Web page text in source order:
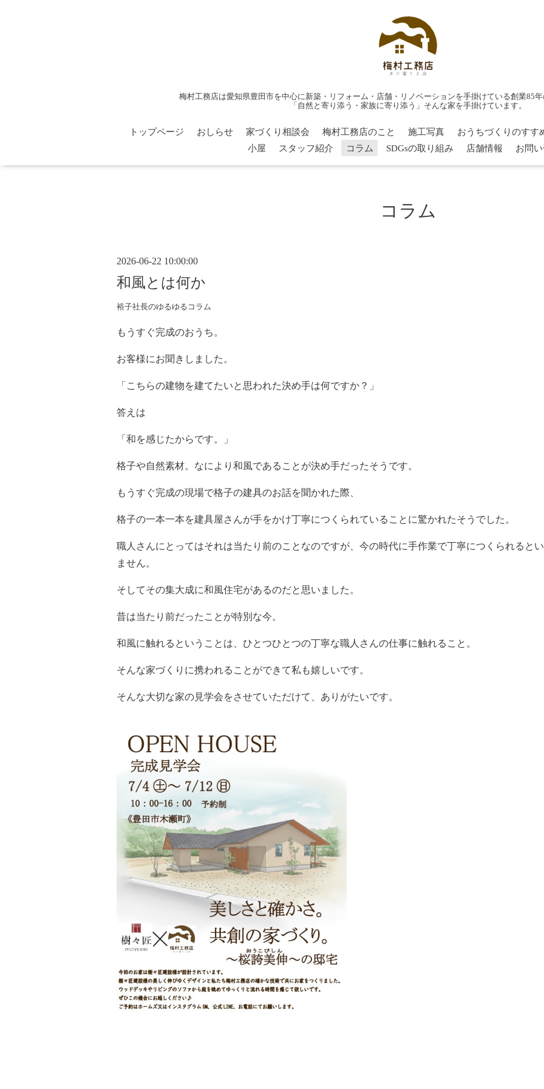
梅村工務店は愛知県豊田市を中心に新築・リフォーム・店舗・リノベーションを手掛けている創業85年
「自然と寄り添う・家族に寄り添う」そんな家を手掛けています。
トップページ おしらせ 家づくり相談会 梅村工務店のこと 施工写真 おうちづくりのすす
小屋
スタッフ紹介 コラム SDGsの取り組み 店舗情報 お問
コラム
2026-06-22 10:00:00
和風とは何か
裕子社長のゆるゆるコラム
もうすぐ完成のおうち。
お客様にお聞きしました。
「こちらの建物を建てたいと思われた決め手は何ですか？」
答えは
「和を感じたからです。」
格子や自然素材。なにより和風であることが決め手だったそうです。
もうすぐ完成の現場で格子の建具のお話を聞かれた際、
格子の一本一本を建具屋さんが手をかけ丁寧につくられていることに驚かれたそうでした。
職人さんにとってはそれは当たり前のことなのですが、今の時代に手作業で丁寧につくられると
ません。
そしてその集大成に和風住宅があるのだと思いました。
昔は当たり前だったことが特別な今。
和風に触れるということは、ひとつひとつの丁寧な職人さんの仕事に触れること。
そんな家づくりに携われることができて私も嬉しいです。
そんな大切な家の見学会をさせていただけて、ありがたいです。